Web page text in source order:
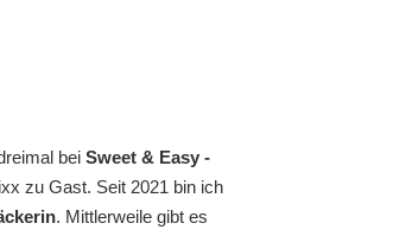
beiSweet & Easy -
zu Gast. Seit 2021 bin ich
. Mittlerweile gibt es